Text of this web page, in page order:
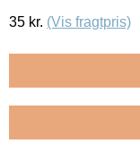
35 kr. (Vis fragtpris)